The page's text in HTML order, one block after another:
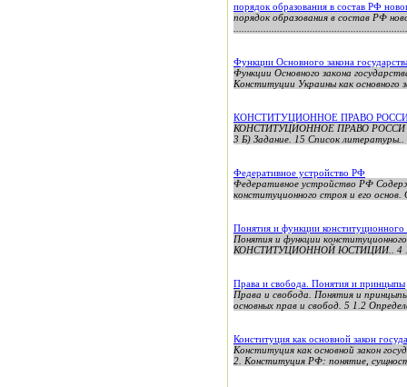
порядок образования в состав РФ
порядок образования в состав РФ
Функции Основного закона
Функции Основного закона
Конституции Украины как
КОНСТИТУЦИОННОЕ ПРАВО
КОНСТИТУЦИОННОЕ ПРАВО РОССИ И
3 Б) Задание. 15 Список
Федеративное устройство РФ
Федеративное устройство РФ
конституционного строя и его
Понятия и функции конституционного
Понятия и функции
КОНСТИТУЦИОННОЙ ЮСТИЦИИ.. 4
Права и свобода. Понятия и принцыпы
Права и свобода. Понятия и
основных прав и свобод. 5 1.2
Конституция как основной закон
Конституция как основной закон
2. Конституция РФ: понятие,